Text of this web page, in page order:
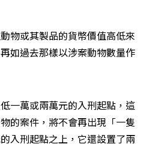
物或其製品的貨幣價值高低來
如過去那樣以涉案動物數量作
一萬或兩萬元的入刑起點，這
的案件，將不會再出現「一隻
入刑起點之上，它還設置了兩